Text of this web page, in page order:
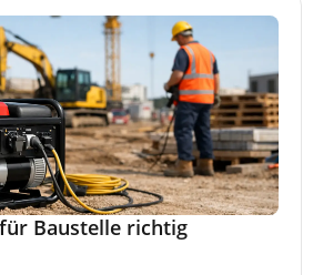
Baustelle richtig